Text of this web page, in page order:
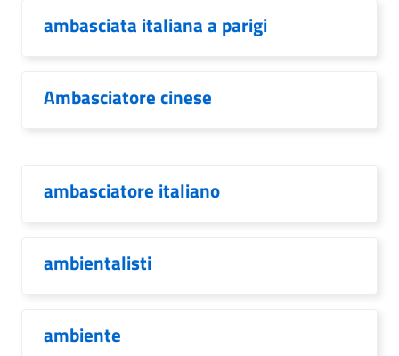
ambasciata italiana a parigi
Ambasciatore cinese
ambasciatore italiano
ambientalisti
ambiente